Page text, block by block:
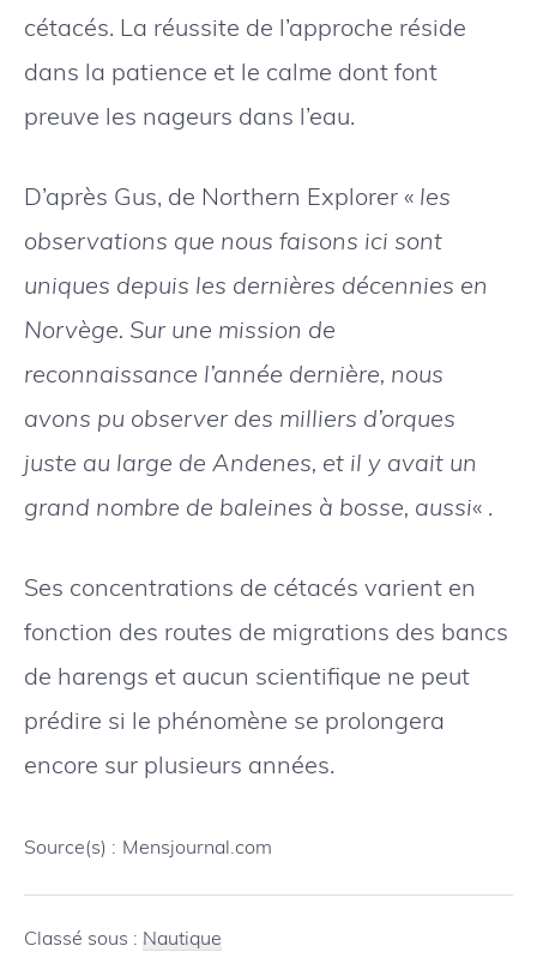
cétacés. La réussite de l’approche réside
dans la patience et le calme dont font
preuve les nageurs dans l’eau.
D’après Gus, de Northern Explorer « les
observations que nous faisons ici sont
uniques depuis les dernières décennies en
Norvège. Sur une mission de
reconnaissance l’année dernière, nous
avons pu observer des milliers d’orques
juste au large de Andenes, et il y avait un
grand nombre de baleines à bosse, aussi« .
Ses concentrations de cétacés varient en
fonction des routes de migrations des bancs
de harengs et aucun scientifique ne peut
prédire si le phénomène se prolongera
encore sur plusieurs années.
Source(s) : Mensjournal.com
Classé sous : Nautique